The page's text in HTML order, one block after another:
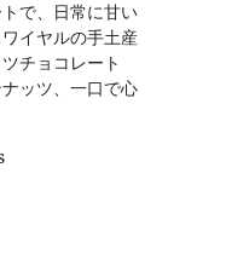
で、日常に甘い
イヤルの手土産
チョコレート
ナッツ、一口で心